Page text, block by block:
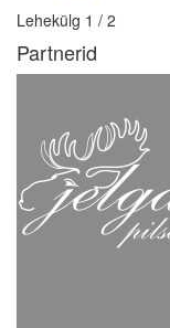
Lehekülg 1 / 2
Partnerid